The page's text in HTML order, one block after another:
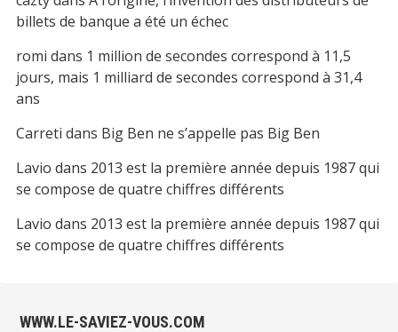
billets de banque a été un échec
romi dans 1 million de secondes correspond à 11,5
jours, mais 1 milliard de secondes correspond à 31,4
ans
Carreti dans Big Ben ne s’appelle pas Big Ben
Lavio dans 2013 est la première année depuis 1987 qui
se compose de quatre chiffres différents
Lavio dans 2013 est la première année depuis 1987 qui
se compose de quatre chiffres différents
WWW.LE-SAVIEZ-VOUS.COM